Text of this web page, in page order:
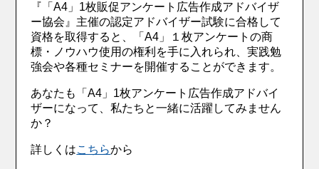
『「A4」1枚販促アンケート広告作成アドバイザ
ー協会』主催の認定アドバイザー試験に合格して
資格を取得すると、「A4」１枚アンケートの商
標・ノウハウ使用の権利を手に入れられ、実践勉
強会や各種セミナーを開催することができます。
あなたも「A4」1枚アンケート広告作成アドバイ
ザーになって、私たちと一緒に活躍してみません
か？
詳しくはこちらから